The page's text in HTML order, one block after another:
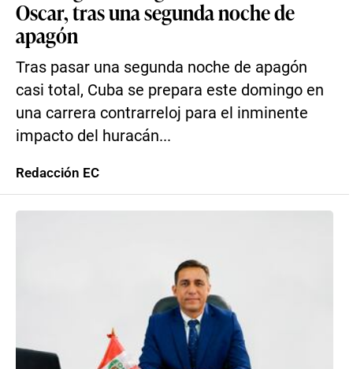
Oscar, tras una segunda noche de
apagón
Tras pasar una segunda noche de apagón
casi total, Cuba se prepara este domingo en
una carrera contrarreloj para el inminente
impacto del huracán...
Redacción EC